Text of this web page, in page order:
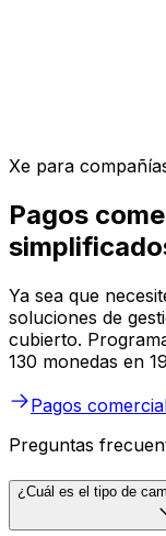
Xe para
Pagos
Ya sea que
soluciones de
cubierto.
130 monedas en
Pagos
Preguntas
¿Cuál es el tipo de